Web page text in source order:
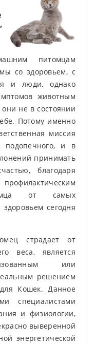
питомцам
со здоровьем, с
и люди, однако
животным
не в состоянии
Потому именно
миссия
подопечного, и в
принимать
благодаря
от самых
сегодня
страдает от
веса, является
или
решением
Кошек. Данное
специалистами
и физиологии,
выверенной
энергетической